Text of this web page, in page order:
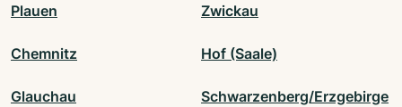
Plauen Zwickau
Chemnitz Hof (Saale)
Glauchau Schwarzenberg/Erzgebirge